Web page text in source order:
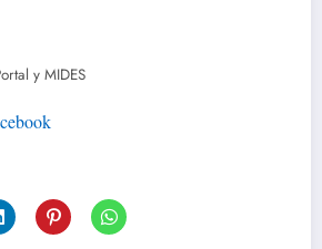
y MIDES